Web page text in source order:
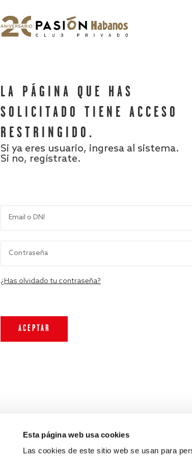
Esta página web usa cookies
Las cookies de este sitio web se usan para
LA PÁGINA QUE HAS
SOLICITADO TIENE ACCESO
RESTRINGIDO.
Si ya eres usuario, ingresa al sistema.
Si no, regístrate.
¿Has olvidado tu contraseña?